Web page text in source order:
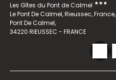
Les Gîtes du Pont de Calmel
Le Pont De Calmel, Rieussec, France,
Pont De Calmel,
34220 RIEUSSEC - FRANCE